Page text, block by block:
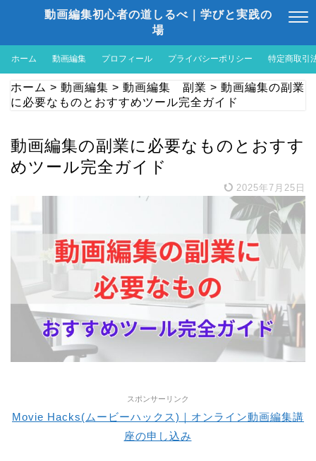
動画編集初心者の道しるべ｜学びと実践の
場
ホーム 動画編集 プロフィール プライバシーポリシー 特定商取引
ホーム > 動画編集 > 動画編集 副業 > 動画編集の副業
に必要なものとおすすめツール完全ガイド
動画編集の副業に必要なものとおすす
めツール完全ガイド
2025年7月25日
スポンサーリンク
Movie Hacks(ムービーハックス)｜オンライン動画編集講
座の申し込み